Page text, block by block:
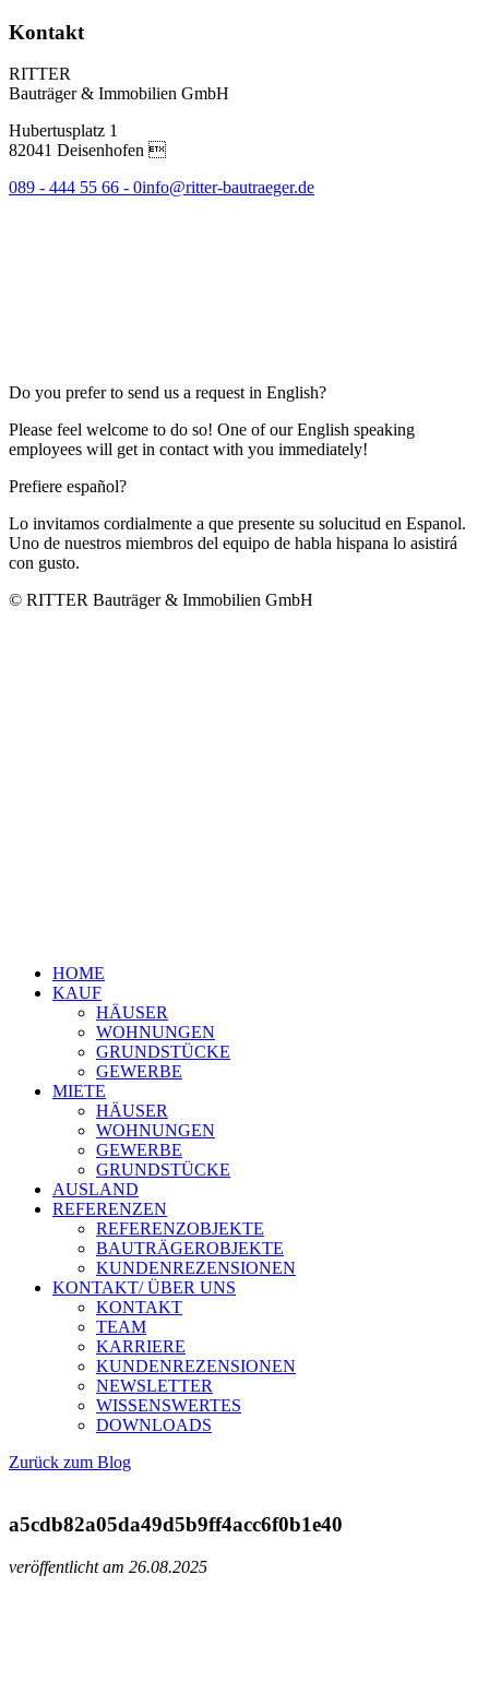
Kontakt
RITTER
Bauträger & Immobilien GmbH
Hubertusplatz 1
82041 Deisenhofen 
089 - 444 55 66 - 0info@ritter-bautraeger.de
Do you prefer to send us a request in English?
Please feel welcome to do so! One of our English speaking
employees will get in contact with you immediately!
Prefiere español?
Lo invitamos cordialmente a que presente su solucitud en Espanol.
Uno de nuestros miembros del equipo de habla hispana lo asistirá
con gusto.
© RITTER Bauträger & Immobilien GmbH
HOME
KAUF
HÄUSER
WOHNUNGEN
GRUNDSTÜCKE
GEWERBE
MIETE
HÄUSER
WOHNUNGEN
GEWERBE
GRUNDSTÜCKE
AUSLAND
REFERENZEN
REFERENZOBJEKTE
BAUTRÄGEROBJEKTE
KUNDENREZENSIONEN
KONTAKT/ ÜBER UNS
KONTAKT
TEAM
KARRIERE
KUNDENREZENSIONEN
NEWSLETTER
WISSENSWERTES
DOWNLOADS
Zurück zum Blog
a5cdb82a05da49d5b9ff4acc6f0b1e40
veröffentlicht am 26.08.2025